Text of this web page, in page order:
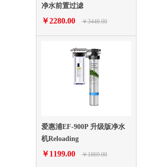
净水前置过滤
￥2280.00 ￥3448.00
爱惠浦EF-900P 升级版净水
机Reloading
￥1199.00 ￥1869.00